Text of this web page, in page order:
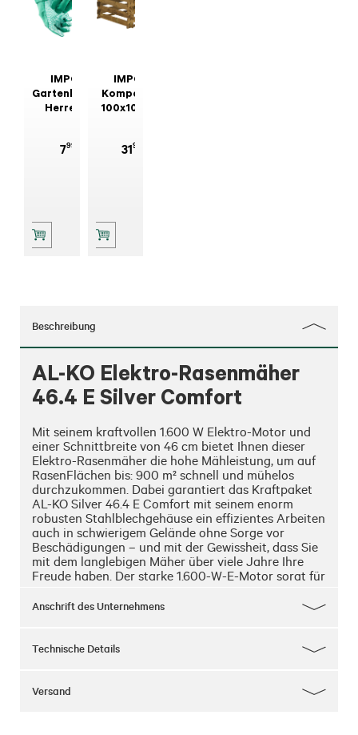
IMPOS
Gartenhandschuh
Herren 6
799
IMPOS
Komposter
100x100 cm
3199
Beschreibung
AL-KO Elektro-Rasenmäher
46.4 E Silver Comfort
Mit seinem kraftvollen 1.600 W Elektro-Motor und
einer Schnittbreite von 46 cm bietet Ihnen dieser
Elektro-Rasenmäher die hohe Mähleistung, um auf
RasenFlächen bis: 900 m² schnell und mühelos
durchzukommen. Dabei garantiert das Kraftpaket
AL-KO Silver 46.4 E Comfort mit seinem enorm
robusten Stahlblechgehäuse ein effizientes Arbeiten
auch in schwierigem Gelände ohne Sorge vor
Beschädigungen – und mit der Gewissheit, dass Sie
mit dem langlebigen Mäher über viele Jahre Ihre
Freude haben. Der starke 1.600-W-E-Motor sorgt für
Schnitthöhe zentral mit nur einem Handgriff
Leichtlaufräder (200/280 mm) ist ein
Gärtner mit dem Hochleistungsmäher
Anschrift des Unternehmens
Technische Details
Versand